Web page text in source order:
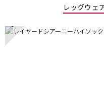
レッグウェ
1